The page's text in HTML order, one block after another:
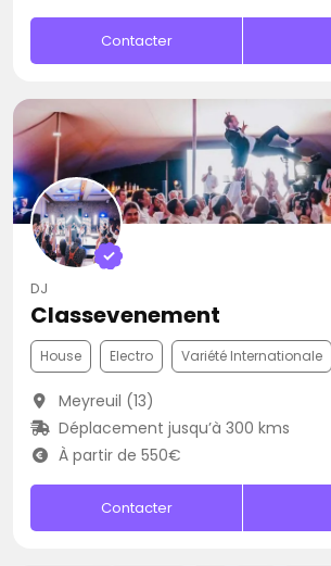
Contacter
DJ
Classevenement
House Electro Variété Internationale
Meyreuil (13)
Déplacement jusqu’à 300 kms
À partir de 550€
Contacter